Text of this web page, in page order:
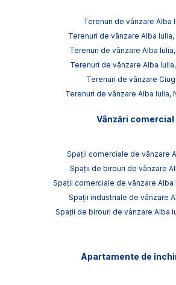
Terenuri de vânzare Alba
Terenuri de vânzare Alba
Terenuri de vânzare Alba
Terenuri de vânzare Alba
Terenuri de vânzare
Terenuri de vânzare Alba Iulia,
Vânzări comercial
Spații comerciale de vânzare
Spații de birouri de vânzare
Spații comerciale de vânzare Alba
Spații industriale de vânzare
Spații de birouri de vânzare Alba
Apartamente de